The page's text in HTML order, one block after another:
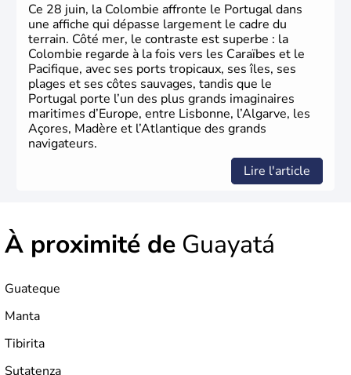
Ce 28 juin, la Colombie affronte le Portugal dans
une affiche qui dépasse largement le cadre du
terrain. Côté mer, le contraste est superbe : la
Colombie regarde à la fois vers les Caraïbes et le
Pacifique, avec ses ports tropicaux, ses îles, ses
plages et ses côtes sauvages, tandis que le
Portugal porte l’un des plus grands imaginaires
maritimes d’Europe, entre Lisbonne, l’Algarve, les
Açores, Madère et l’Atlantique des grands
navigateurs.
Lire l'article
À proximité de Guayatá
Guateque
Manta
Tibirita
Sutatenza